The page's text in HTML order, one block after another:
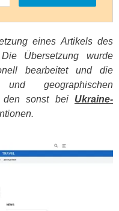
eines Artikels des
Übersetzung wurde
bearbeitet und die
geographischen
den sonst bei Ukraine-